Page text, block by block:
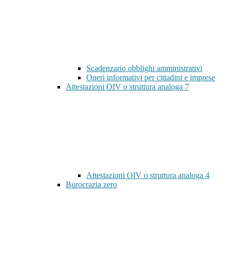
Scadenzario obblighi amministrativi
Oneri informativi per cittadini e imprese
Attestazioni OIV o struttura analoga 7
Attestazioni OIV o struttura analoga 4
Burocrazia zero